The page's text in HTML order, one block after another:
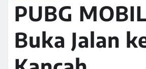
PUBG
Buka Jalan